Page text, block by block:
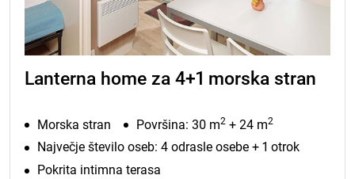
Lanterna home za 4+1 morska stran
Morska stran Površina: 30 m2 + 24 m2
Največje število oseb: 4 odrasle osebe + 1 otrok
Pokrita intimna terasa